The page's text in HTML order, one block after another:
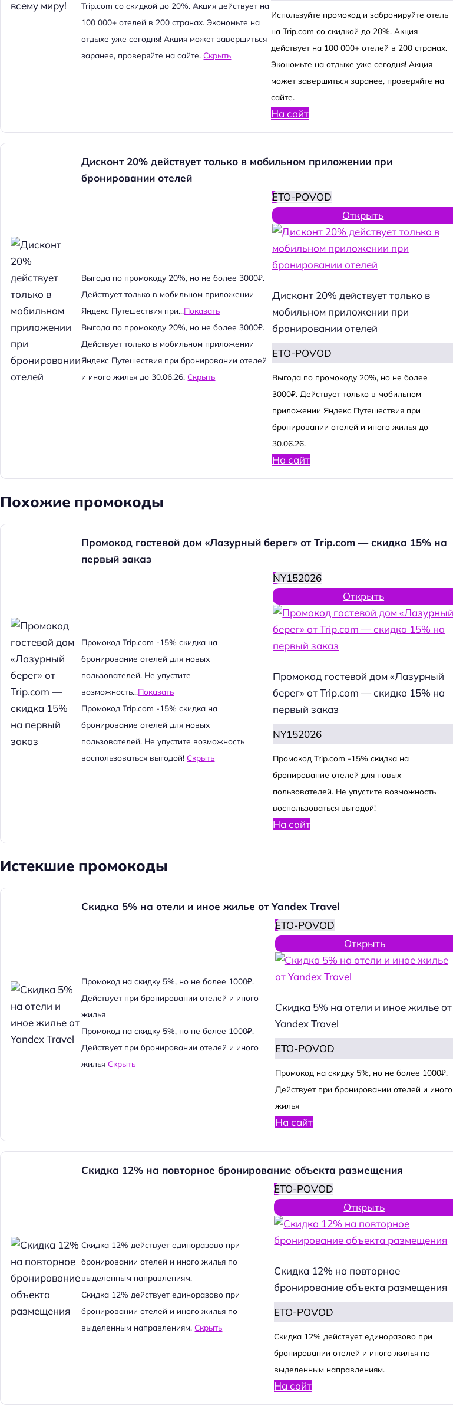
Trip.com со скидкой до 20%. Акция действует на
100 000+ отелей в 200 странах. Экономьте на
отдыхе уже сегодня! Акция может завершиться
заранее, проверяйте на сайте.Скрыть
Используйте промокод и забронируйте отель
на Trip.com со скидкой до 20%. Акция
действует на 100 000+ отелей в 200 странах.
Экономьте на отдыхе уже сегодня! Акция
может завершиться заранее, проверяйте на
сайте.
На сайт
Дисконт 20% действует только в мобильном приложении при
бронировании отелей
Выгода по промокоду 20%, но не более 3000₽.
Действует только в мобильном приложении
Яндекс Путешествия при...Показать
Выгода по промокоду 20%, но не более 3000₽.
Действует только в мобильном приложении
Яндекс Путешествия при бронировании отелей
и иного жилья до 30.06.26.Скрыть
ETO-POVOD
Открыть
Дисконт 20% действует только в
мобильном приложении при
бронировании отелей
ETO-POVOD
Выгода по промокоду 20%, но не более
3000₽. Действует только в мобильном
приложении Яндекс Путешествия при
бронировании отелей и иного жилья до
30.06.26.
На сайт
Похожие промокоды
Промокод гостевой дом «Лазурный берег» от Trip.com — скидка 15% на
первый заказ
Промокод Trip.com -15% скидка на
бронирование отелей для новых
пользователей. Не упустите
возможность...Показать
Промокод Trip.com -15% скидка на
бронирование отелей для новых
пользователей. Не упустите возможность
воспользоваться выгодой!Скрыть
NY152026
Открыть
Промокод гостевой дом «Лазурный
берег» от Trip.com — скидка 15% на
первый заказ
NY152026
Промокод Trip.com -15% скидка на
бронирование отелей для новых
пользователей. Не упустите возможность
воспользоваться выгодой!
На сайт
Истекшие промокоды
Скидка 5% на отели и иное жилье от Yandex Travel
Промокод на скидку 5%, но не более 1000₽.
Действует при бронировании отелей и иного
жилья
Промокод на скидку 5%, но не более 1000₽.
Действует при бронировании отелей и иного
жильяСкрыть
ETO-POVOD
Открыть
Скидка 5% на отели и иное жилье от
Yandex Travel
ETO-POVOD
Промокод на скидку 5%, но не более 1000₽.
Действует при бронировании отелей и иного
жилья
На сайт
Скидка 12% на повторное бронирование объекта размещения
Cкидка 12% действует единоразово при
бронировании отелей и иного жилья по
выделенным направлениям.
Cкидка 12% действует единоразово при
бронировании отелей и иного жилья по
выделенным направлениям.Скрыть
ETO-POVOD
Открыть
Скидка 12% на повторное
бронирование объекта размещения
ETO-POVOD
Cкидка 12% действует единоразово при
бронировании отелей и иного жилья по
выделенным направлениям.
На сайт